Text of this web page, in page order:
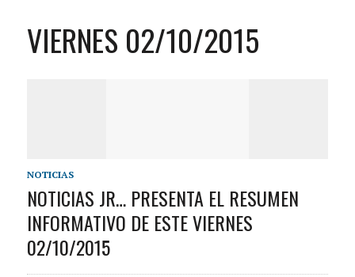
VIERNES 02/10/2015
NOTICIAS
NOTICIAS JR… PRESENTA EL RESUMEN
INFORMATIVO DE ESTE VIERNES
02/10/2015